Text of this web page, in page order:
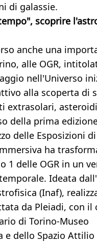
di galassie.
scoprire
anche una
alle OGR,
nell'Universo
alla scoperta di
extrasolari,
della prima
delle Esposizioni
ha
1 delle OGR in un
Ideata
(Inaf),
da Pleiadi, con
di Torino-Museo
e dello Spazio Attilio